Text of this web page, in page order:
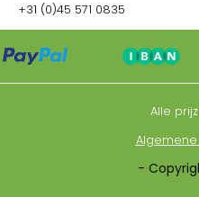
+31 (0)45 571 0835
Alle
-